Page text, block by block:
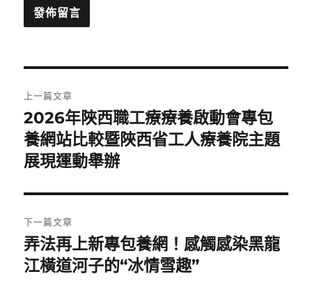
章
導
覽
上一篇文章
上
一
篇
章:
2026年陜西職工療療養啟動會專包
養網站比較暨陜西省工人療養院主題
展現運動舉辦
下一篇文章
下
一
弄法再上新專包養網！感觸感染黑龍
江橫道河子的“冰情雪趣”